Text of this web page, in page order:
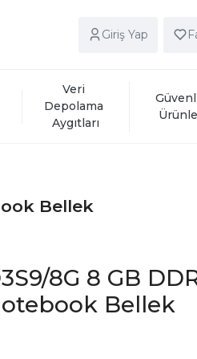
Giriş Yap
Veri
Depolama
Aygıtları
Bellek
8G 8 GB
Bellek